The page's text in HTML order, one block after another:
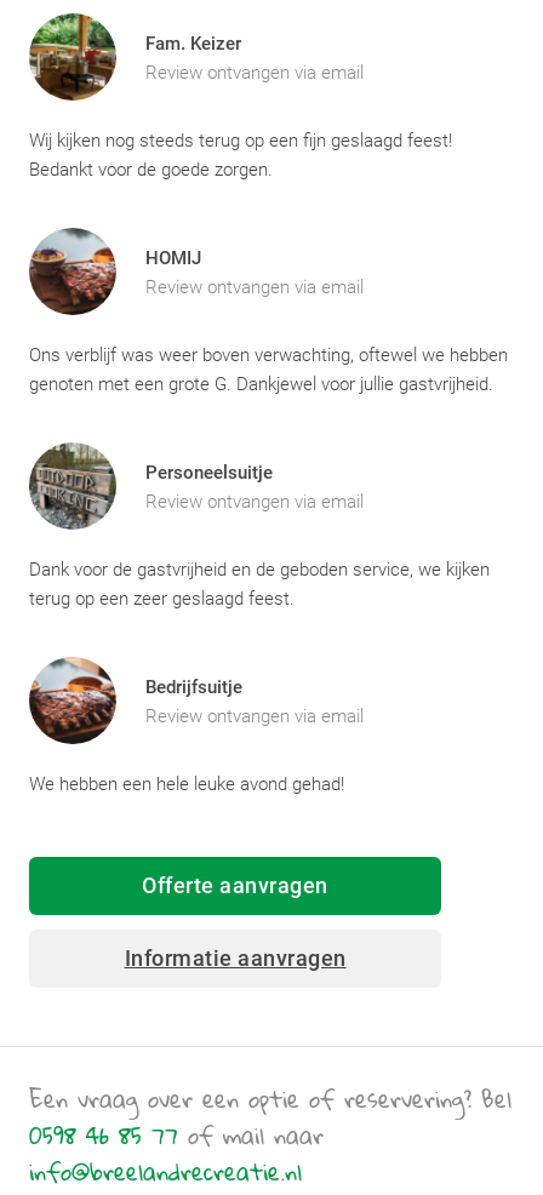
Fam. Keizer
Review ontvangen via email
Wij kijken nog steeds terug op een fijn geslaagd feest!
Bedankt voor de goede zorgen.
HOMIJ
Review ontvangen via email
Ons verblijf was weer boven verwachting, oftewel we hebben
genoten met een grote G. Dankjewel voor jullie gastvrijheid.
Personeelsuitje
Review ontvangen via email
Dank voor de gastvrijheid en de geboden service, we kijken
terug op een zeer geslaagd feest.
Bedrijfsuitje
Review ontvangen via email
We hebben een hele leuke avond gehad!
Offerte aanvragen
Informatie aanvragen
Een vraag over een optie of reservering? Bel
0598 46 85 77 of mail naar
info@breelandrecreatie.nl